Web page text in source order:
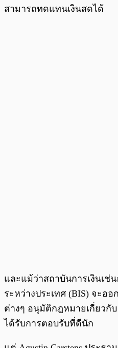
สามารถทดแทนเงินสดได้
และแม้ว่าสถาบันการเงินเช่
ระหว่างประเทศ (BIS) จะออ
ต่างๆ อนุมัติกฎหมายเกี่ยวกั
ได้รับการตอบรับที่ดีนัก